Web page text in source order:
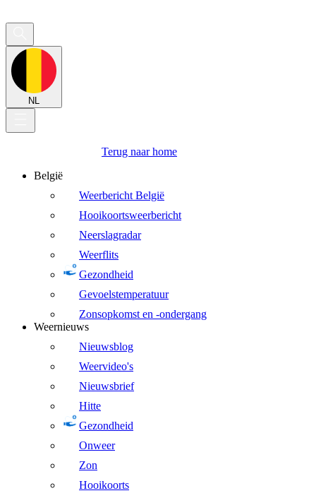
NL
Terug naar home
België
Weerbericht België
Hooikoortsweerbericht
Neerslagradar
Weerflits
Gezondheid
Gevoelstemperatuur
Zonsopkomst en -ondergang
Weernieuws
Nieuwsblog
Weervideo's
Nieuwsbrief
Hitte
Gezondheid
Onweer
Zon
Hooikoorts